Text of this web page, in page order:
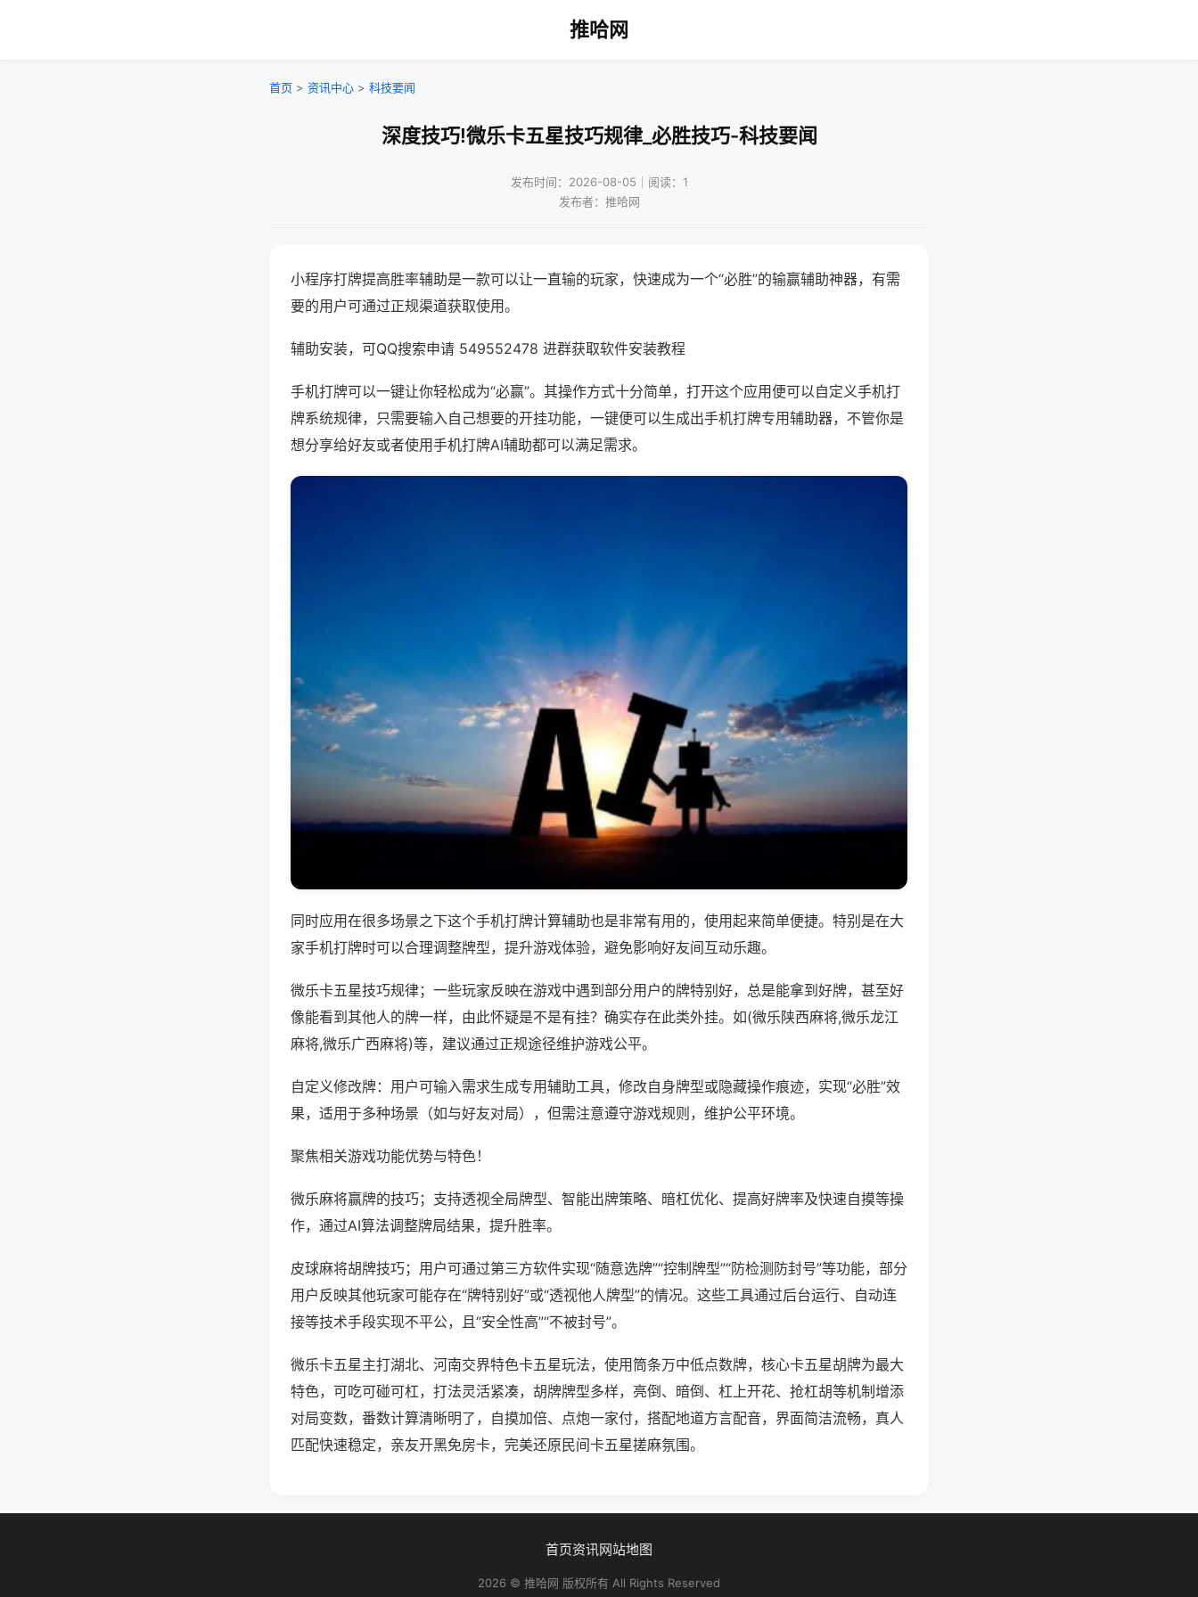
推哈网
首页 > 资讯中心 > 科技要闻
深度技巧!微乐卡五星技巧规律_必胜技巧-科技要闻
发布时间：2026-08-05｜阅读：1
发布者：推哈网
小程序打牌提高胜率辅助是一款可以让一直输的玩家，快速成为一个“必胜”的输赢辅助神器，有需
要的用户可通过正规渠道获取使用。
辅助安装，可QQ搜索申请 549552478 进群获取软件安装教程
手机打牌可以一键让你轻松成为“必赢”。其操作方式十分简单，打开这个应用便可以自定义手机打
牌系统规律，只需要输入自己想要的开挂功能，一键便可以生成出手机打牌专用辅助器，不管你是
想分享给好友或者使用手机打牌AI辅助都可以满足需求。
同时应用在很多场景之下这个手机打牌计算辅助也是非常有用的，使用起来简单便捷。特别是在大
家手机打牌时可以合理调整牌型，提升游戏体验，避免影响好友间互动乐趣。
微乐卡五星技巧规律；一些玩家反映在游戏中遇到部分用户的牌特别好，总是能拿到好牌，甚至好
像能看到其他人的牌一样，由此怀疑是不是有挂？确实存在此类外挂。如(微乐陕西麻将,微乐龙江
麻将,微乐广西麻将)等，建议通过正规途径维护游戏公平。
自定义修改牌：用户可输入需求生成专用辅助工具，修改自身牌型或隐藏操作痕迹，实现“必胜”效
果，适用于多种场景（如与好友对局），但需注意遵守游戏规则，维护公平环境。
聚焦相关游戏功能优势与特色！
微乐麻将赢牌的技巧；支持透视全局牌型、智能出牌策略、暗杠优化、提高好牌率及快速自摸等操
作，通过AI算法调整牌局结果，提升胜率。
皮球麻将胡牌技巧；用户可通过第三方软件实现“随意选牌”“控制牌型”“防检测防封号”等功能，部分
用户反映其他玩家可能存在“牌特别好”或“透视他人牌型”的情况。这些工具通过后台运行、自动连
接等技术手段实现不平公，且“安全性高”“不被封号”。
微乐卡五星主打湖北、河南交界特色卡五星玩法，使用筒条万中低点数牌，核心卡五星胡牌为最大
特色，可吃可碰可杠，打法灵活紧凑，胡牌牌型多样，亮倒、暗倒、杠上开花、抢杠胡等机制增添
对局变数，番数计算清晰明了，自摸加倍、点炮一家付，搭配地道方言配音，界面简洁流畅，真人
匹配快速稳定，亲友开黑免房卡，完美还原民间卡五星搓麻氛围。
首页资讯网站地图
2026 © 推哈网 版权所有 All Rights Reserved